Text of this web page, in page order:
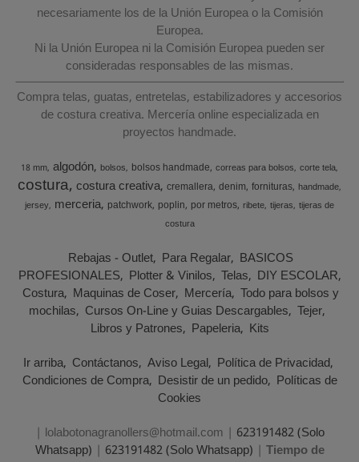
necesariamente los de la Unión Europea o la Comisión
Europea.
Ni la Unión Europea ni la Comisión Europea pueden ser
consideradas responsables de las mismas.
Compra telas, guatas, entretelas, estabilizadores y accesorios
de costura creativa. Mercería online especializada en
proyectos handmade.
18 mm algodón bolsos bolsos handmade correas para bolsos corte tela
costura costura creativa cremallera denim fornituras handmade
jersey merceria patchwork poplin por metros ribete tijeras tijeras de
costura
Rebajas - Outlet Para Regalar BASICOS
PROFESIONALES Plotter & Vinilos Telas DIY ESCOLAR
Costura Maquinas de Coser Mercería Todo para bolsos y
mochilas Cursos On-Line y Guias Descargables Tejer
Libros y Patrones Papeleria Kits
Ir arriba Contáctanos Aviso Legal Política de Privacidad
Condiciones de Compra Desistir de un pedido Políticas de
Cookies
| lolabotonagranollers@hotmail.com | 623191482 (Solo
Whatsapp) | 623191482 (Solo Whatsapp) | Tiempo de